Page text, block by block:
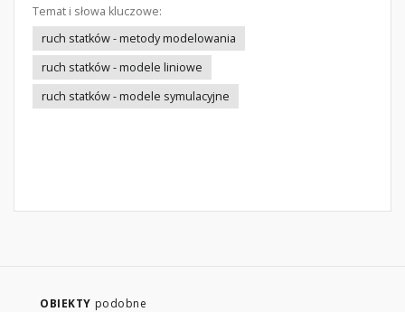
Temat i słowa kluczowe:
ruch statków - metody modelowania
ruch statków - modele liniowe
ruch statków - modele symulacyjne
OBIEKTY podobne